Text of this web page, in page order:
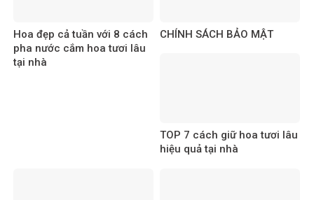
Hoa đẹp cả tuần với 8 cách
pha nước cắm hoa tươi lâu
tại nhà
CHÍNH SÁCH BẢO MẬT
TOP 7 cách giữ hoa tươi lâu
hiệu quả tại nhà